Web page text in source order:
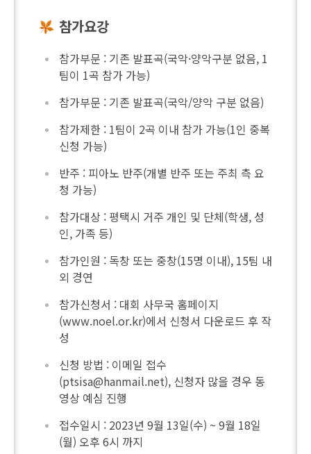
참가요강
참가부문 : 기존 발표곡(국악·양악구분 없음, 1
팀이 1곡 참가 가능)
참가부문 : 기존 발표곡(국악/양악 구분 없음)
참가제한 : 1팀이 2곡 이내 참가 가능(1인 중복
신청 가능)
반주 : 피아노 반주(개별 반주 또는 주최 측 요
청 가능)
참가대상 : 평택시 거주 개인 및 단체(학생, 성
인, 가족 등)
참가인원 : 독창 또는 중창(15명 이내), 15팀 내
외 경연
참가신청서 : 대회 사무국 홈페이지
(www.noel.or.kr)에서 신청서 다운로드 후 작
성
신청 방법 : 이메일 접수
(ptsisa@hanmail.net), 신청자 많을 경우 동
영상 예심 진행
접수일시 : 2023년 9월 13일(수) ~ 9월 18일
(월) 오후 6시 까지